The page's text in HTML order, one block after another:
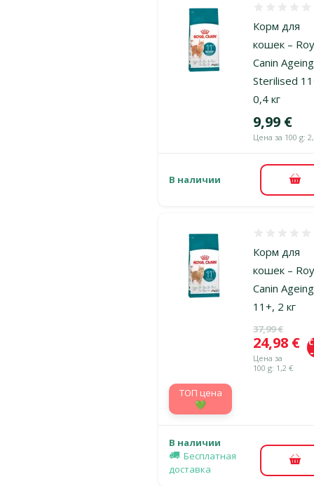
Корм для
кошек –
Canin Ageing
Sterilised
0,4 кг
Цена
9,99 €
Цена за 100 g:
В наличии В
Корм для
кошек –
Canin Ageing
11+, 2 кг
Исходная
37,99 €
Цена
24,98 €
Цена за
100 g: 1,2 €
TOП цена
💚
В наличии
Бесплатная
доставка
В